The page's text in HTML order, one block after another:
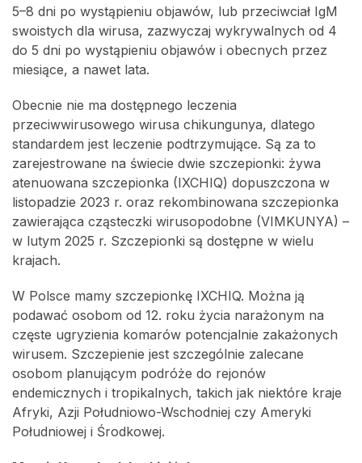
5–8 dni po wystąpieniu objawów, lub przeciwciał IgM
swoistych dla wirusa, zazwyczaj wykrywalnych od 4
do 5 dni po wystąpieniu objawów i obecnych przez
miesiące, a nawet lata.
Obecnie nie ma dostępnego leczenia
przeciwwirusowego wirusa chikungunya, dlatego
standardem jest leczenie podtrzymujące. Są za to
zarejestrowane na świecie dwie szczepionki: żywa
atenuowana szczepionka (IXCHIQ) dopuszczona w
listopadzie 2023 r. oraz rekombinowana szczepionka
zawierająca cząsteczki wirusopodobne (VIMKUNYA) –
w lutym 2025 r. Szczepionki są dostępne w wielu
krajach.
W Polsce mamy szczepionkę IXCHIQ. Można ją
podawać osobom od 12. roku życia narażonym na
częste ugryzienia komarów potencjalnie zakażonych
wirusem. Szczepienie jest szczególnie zalecane
osobom planującym podróże do rejonów
endemicznych i tropikalnych, takich jak niektóre kraje
Afryki, Azji Południowo-Wschodniej czy Ameryki
Południowej i Środkowej.